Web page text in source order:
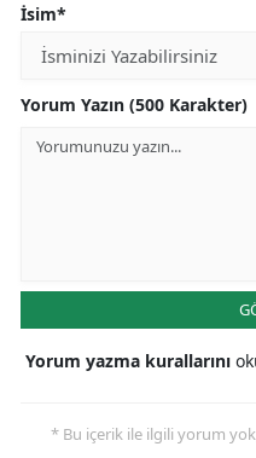
İsim*
Yorum Yazın (500 Karakter)
Yorum yazma kurallarını
* Bu içerik ile ilgili yorum